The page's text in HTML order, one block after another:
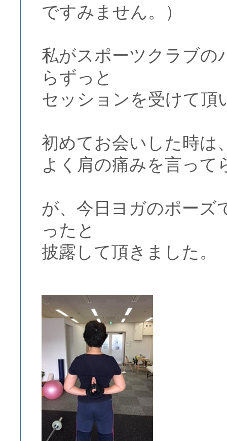
ですみません。）
私がスポーツクラブの
らずっと
セッションを受けて頂
初めてお会いした時は
よく肩の痛みを言って
が、今日ヨガのポーズ
ったと
披露して頂きました。